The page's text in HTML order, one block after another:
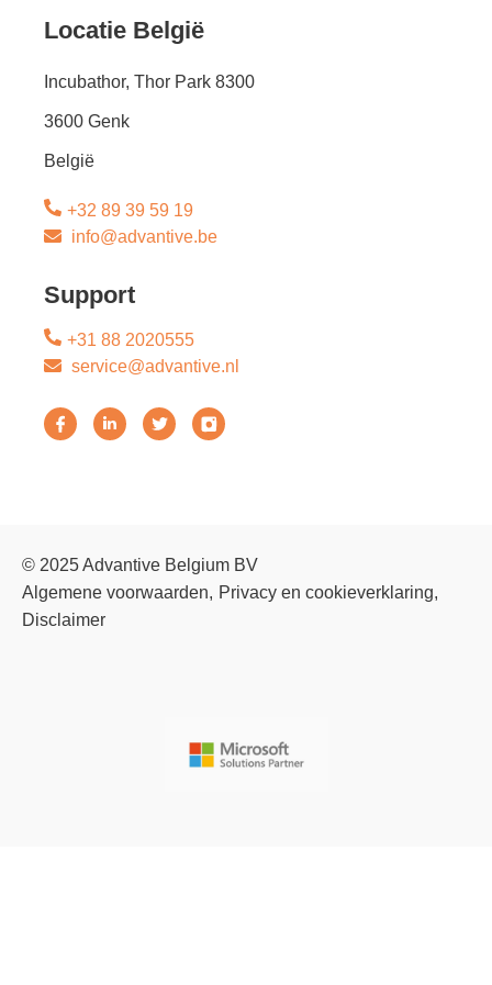
Locatie België
Incubathor, Thor Park 8300
3600 Genk
België
+32 89 39 59 19
info@advantive.be
Support
+31 88 2020555
service@advantive.nl
© 2025 Advantive Belgium BV
Algemene voorwaarden
Privacy en cookieverklaring
Disclaimer